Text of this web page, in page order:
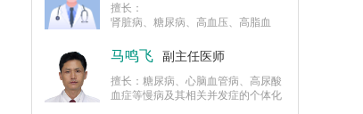
擅长：
肾脏病、糖尿病、高血压、高脂血
病、多发病、疑难杂症的诊治。
马鸣飞 副主任医师
擅长：糖尿病、心脑血管病、高尿酸
血症等慢病及其相关并发症的个体化